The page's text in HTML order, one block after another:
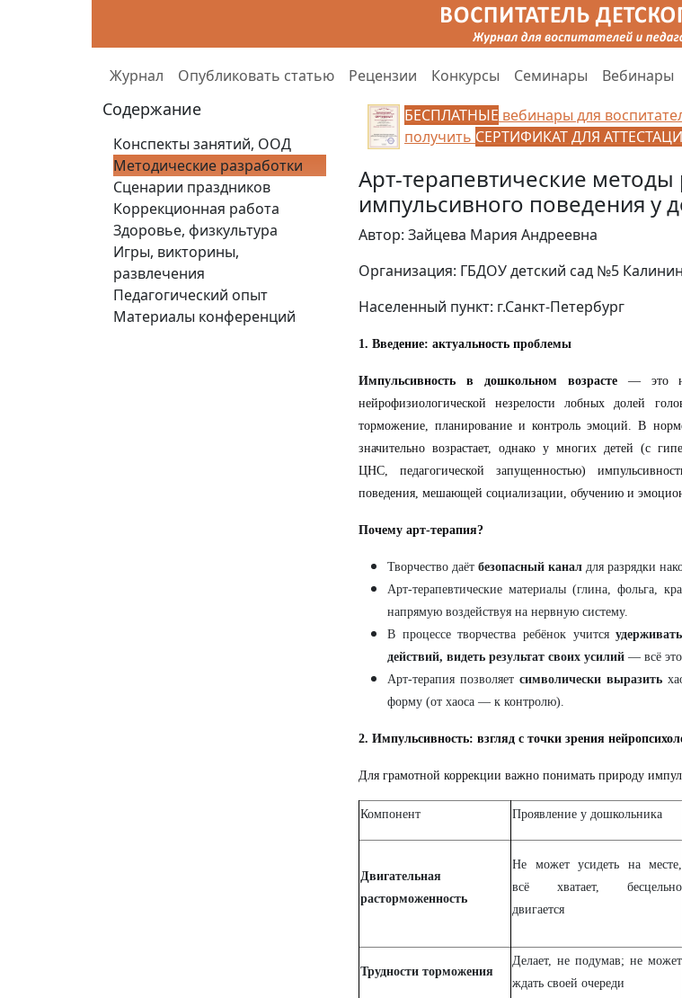
Журнал Опубликовать статью Рецензии Конкурсы Семинары Вебинары
Содержание
Конспекты занятий, ООД
Методические разработки
Сценарии праздников
Коррекционная работа
Здоровье, физкультура
Игры, викторины,
развлечения
Педагогический опыт
Материалы конференций
БЕСПЛАТНЫЕ вебинары для
получить СЕРТИФИКАТ ДЛЯ
Арт-терапевтические методы
импульсивного поведения у
Автор: Зайцева Мария Андреевна
Организация: ГБДОУ детский сад №5
Населенный пункт: г.Санкт-Петербург
1. Введение: актуальность проблемы
Импульсивность в дошкольном возрасте— это не
нейрофизиологической незрелости лобных долей
торможение, планирование и контроль эмоций. В
значительно возрастает, однако у многих детей (с
ЦНС, педагогической запущенностью)
поведения, мешающей социализации, обучению и
Почему арт-терапия?
Творчество даёт безопасный канал для разрядки
Арт-терапевтические материалы (глина, фольга,
напрямую воздействуя на нервную систему.
В процессе творчества ребёнок учится
действий, видеть результат своих усилий — всё это
Арт-терапия позволяетсимволически выразить
форму (от хаоса — к контролю).
2. Импульсивность: взгляд с точки зрения
Для грамотной коррекции важно понимать природу
Компонент Проявление у дошкольника
Двигательная
расторможенность
Не может усидеть на месте,
всё хватает, бесцельно
двигается
Трудности торможения
Делает, не подумав; не может
ждать своей очереди